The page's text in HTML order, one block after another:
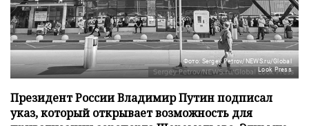
Фото: Sergey Petrov/NEWS.ru/Global
Look Press
Президент России Владимир Путин подписал
указ, который открывает возможность для